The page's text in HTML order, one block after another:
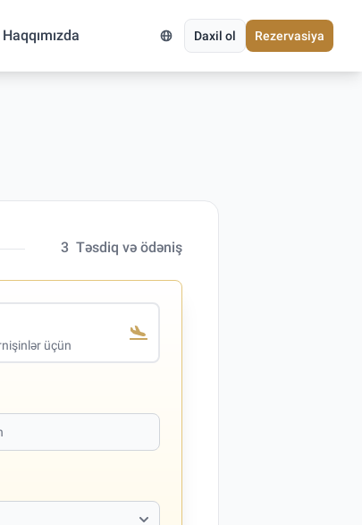
Daxil ol Rezervasiya
Haqqımızda
3 Təsdiq və ödəniş
üçün